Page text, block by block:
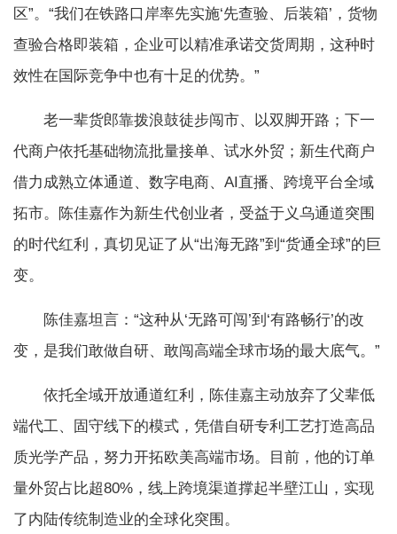
区”。“我们在铁路口岸率先实施‘先查验、后装箱’，货物
查验合格即装箱，企业可以精准承诺交货周期，这种时
效性在国际竞争中也有十足的优势。”
老一辈货郎靠拨浪鼓徒步闯市、以双脚开路；下一
代商户依托基础物流批量接单、试水外贸；新生代商户
借力成熟立体通道、数字电商、AI直播、跨境平台全域
拓市。陈佳嘉作为新生代创业者，受益于义乌通道突围
的时代红利，真切见证了从“出海无路”到“货通全球”的巨
变。
陈佳嘉坦言：“这种从‘无路可闯’到‘有路畅行’的改
变，是我们敢做自研、敢闯高端全球市场的最大底气。”
依托全域开放通道红利，陈佳嘉主动放弃了父辈低
端代工、固守线下的模式，凭借自研专利工艺打造高品
质光学产品，努力开拓欧美高端市场。目前，他的订单
量外贸占比超80%，线上跨境渠道撑起半壁江山，实现
了内陆传统制造业的全球化突围。